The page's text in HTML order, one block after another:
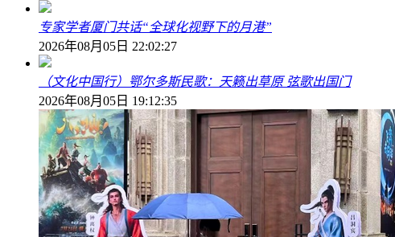
专家学者厦门共话“全球化视野下的月港”
2026年08月05日 22:02:27
（文化中国行）鄂尔多斯民歌：天籁出草原 弦歌出国门
2026年08月05日 19:12:35